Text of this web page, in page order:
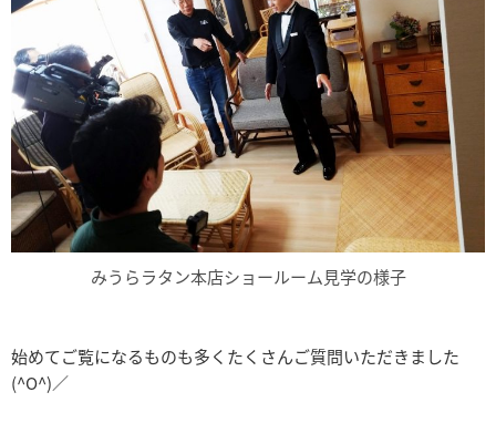
みうらラタン本店ショールーム見学の様子
始めてご覧になるものも多くたくさんご質問いただきました
(^O^)／